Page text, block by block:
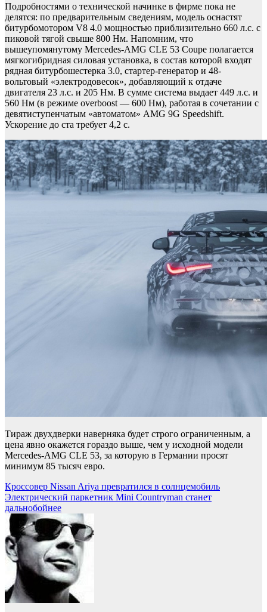
Подробностями о технической начинке в фирме пока не
делятся: по предварительным сведениям, модель оснастят
битурбомотором V8 4.0 мощностью приблизительно 660 л.с. с
пиковой тягой свыше 800 Нм. Напомним, что
вышеупомянутому Mercedes-AMG CLE 53 Coupe полагается
мягкогибридная силовая установка, в состав которой входят
рядная битурбошестерка 3.0, стартер-генератор и 48-
вольтовый «электродовесок», добавляющий к отдаче
двигателя 23 л.с. и 205 Нм. В сумме система выдает 449 л.с. и
560 Нм (в режиме overboost — 600 Нм), работая в сочетании с
девятиступенчатым «автоматом» AMG 9G Speedshift.
Ускорение до ста требует 4,2 с.
Тираж двухдверки наверняка будет строго ограниченным, а
цена явно окажется гораздо выше, чем у исходной модели
Mercedes-AMG CLE 53, за которую в Германии просят
минимум 85 тысяч евро.
Навигация
по
записям
Кроссовер Nissan Ariya превратился в солнцемобиль
Электрический паркетник Mini Countryman станет
дальнобойнее